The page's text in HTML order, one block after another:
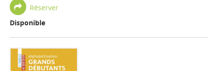
Réserver
Disponible